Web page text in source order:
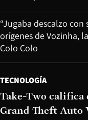
“Jugaba descalzo con
orígenes de Vozinha,
Colo Colo
TECNOLOGÍA
Take-Two califica
Grand Theft Auto